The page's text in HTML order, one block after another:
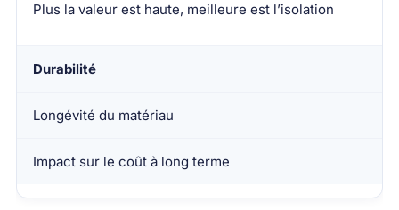
Plus la valeur est haute, meilleure est l’isolation
Durabilité
Longévité du matériau
Impact sur le coût à long terme